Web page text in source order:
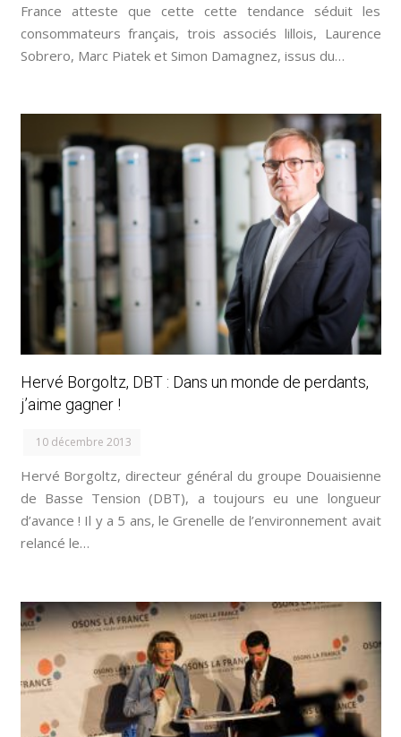
France atteste que cette cette tendance séduit les
consommateurs français, trois associés lillois, Laurence
Sobrero, Marc Piatek et Simon Damagnez, issus du…
Hervé Borgoltz, DBT : Dans un monde de perdants,
j’aime gagner !
10 décembre 2013
Hervé Borgoltz, directeur général du groupe Douaisienne
de Basse Tension (DBT), a toujours eu une longueur
d’avance ! Il y a 5 ans, le Grenelle de l’environnement avait
relancé le…